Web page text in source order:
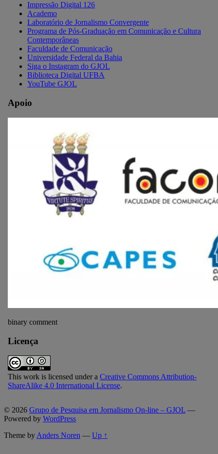
Impressão Digital 126
Academo
Laboratório de Jornalismo Convergente
Programa de Pós-Graduação em Comunicação e Cultura
Contemporâneas
Faculdade de Comunicação
Universidade Federal da Bahia
Siga o Instagram do GJOL
Biblioteca Digital UFBA
YouTube GJOL
Apoio
binary comment
Licença
This work is licensed under a Creative Commons Attribution-
ShareAlike 4.0 International License.
© 2026 Grupo de Pesquisa em Jornalismo On-line – GJOL —
Powered by WordPress
Theme by Anders Noren — Up ↑